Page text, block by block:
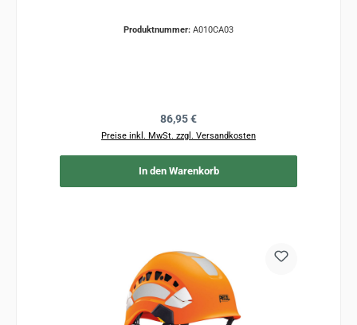
Produktnummer: A010CA03
Regulärer Preis:
86,95 €
Preise inkl. MwSt. zzgl. Versandkosten
In den Warenkorb